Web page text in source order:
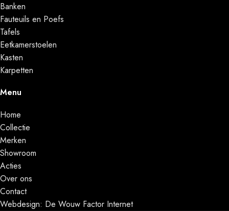
Banken
Fauteuils en Poefs
Tafels
Eetkamerstoelen
Kasten
Karpetten
Menu
Home
Collectie
Merken
Showroom
Acties
Over ons
Contact
Webdesign: De Wouw Factor Internet